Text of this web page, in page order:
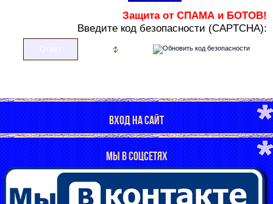
Защита от СПАМА и БОТОВ!
Введите код безопасности (CAPTCHA):
ВХОД НА САЙТ
МЫ В СОЦСЕТЯХ